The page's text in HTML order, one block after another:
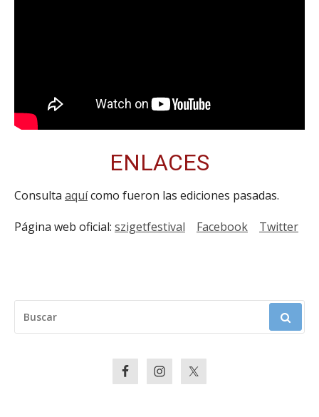
ENLACES
Consulta aquícomo fueron las ediciones pasadas.
Página web oficial: szigetfestival Facebook Twitter